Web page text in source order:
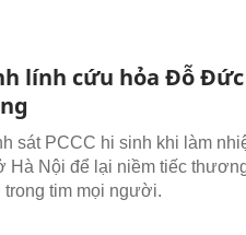
lính cứu hỏa Đỗ
sát PCCC hi sinh khi làm
Hà Nội để lại niềm tiếc
trong tim mọi người.